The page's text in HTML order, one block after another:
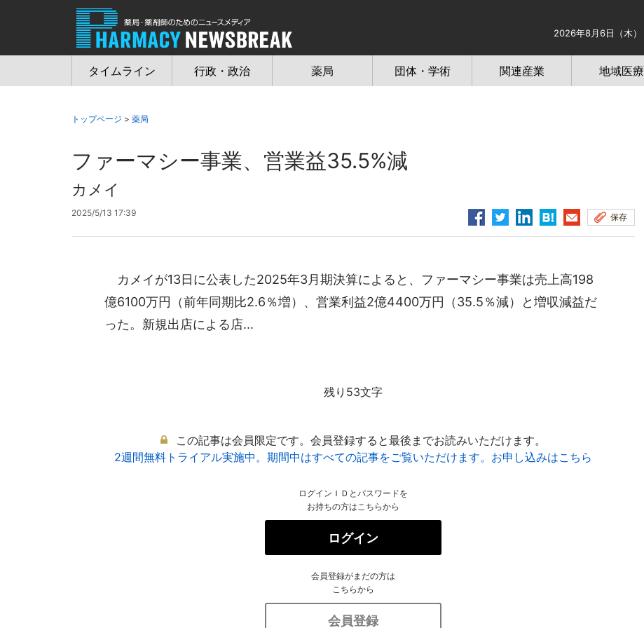
2026年8月6日（木）
タイムライン 行政・政治 薬局 団体・学術 関連産業 地域医療
トップページ > 薬局
ファーマシー事業、営業益35.5%減
カメイ
2025/5/13 17:39 保存
カメイが13日に公表した2025年3月期決算によると、ファーマシー事業は売上高198
億6100万円（前年同期比2.6％増）、営業利益2億4400万円（35.5％減）と増収減益だ
った。新規出店による店...
残り53文字
この記事は会員限定です。会員登録すると最後までお読みいただけます。
2週間無料トライアル実施中。期間中はすべての記事をご覧いただけます。お申し込みはこちら
ログインＩＤとパスワードを
お持ちの方はこちらから
ログイン
会員登録がまだの方は
こちらから
会員登録